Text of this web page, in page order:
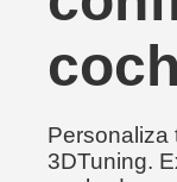
Personaliza
3DTuning.